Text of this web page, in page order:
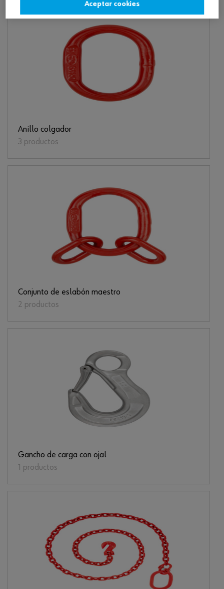
Anillo colgador
3 productos
Conjunto de eslabón maestro
2 productos
Gancho de carga con ojal
1 productos
Aceptar cookies